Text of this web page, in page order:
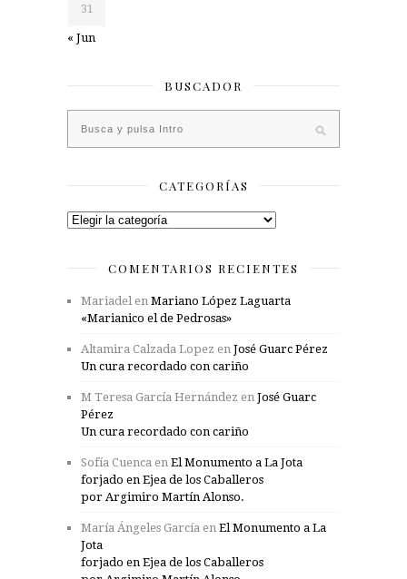
31
« Jun
BUSCADOR
CATEGORÍAS
Categorías
COMENTARIOS RECIENTES
Mariadel en Mariano López Laguarta
«Marianico el de Pedrosas»
Altamira Calzada Lopez en José Guarc Pérez
Un cura recordado con cariño
M Teresa García Hernández en José Guarc
Pérez
Un cura recordado con cariño
Sofía Cuenca en El Monumento a La Jota
forjado en Ejea de los Caballeros
por Argimiro Martín Alonso.
María Ángeles García en El Monumento a La
Jota
forjado en Ejea de los Caballeros